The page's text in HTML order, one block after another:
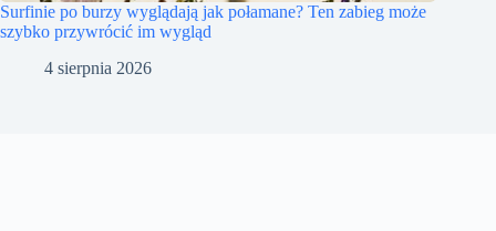
Surfinie po burzy wyglądają jak połamane? Ten zabieg może
szybko przywrócić im wygląd
4 sierpnia 2026